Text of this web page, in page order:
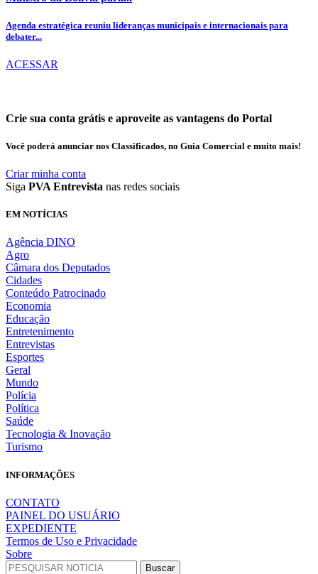
Agenda estratégica reuniu lideranças municipais e internacionais para
debater...
ACESSAR
Crie sua conta grátis e aproveite as vantagens do Portal
Você poderá anunciar nos Classificados, no Guia Comercial e muito mais!
Criar minha conta
Siga PVA Entrevista nas redes sociais
EM NOTÍCIAS
Agência DINO
Agro
Câmara dos Deputados
Cidades
Conteúdo Patrocinado
Economia
Educação
Entretenimento
Entrevistas
Esportes
Geral
Mundo
Polícia
Política
Saúde
Tecnologia & Inovação
Turismo
INFORMAÇÕES
CONTATO
PAINEL DO USUÁRIO
EXPEDIENTE
Termos de Uso e Privacidade
Sobre